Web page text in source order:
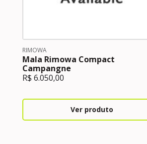
RIMOWA
Mala Rimowa Compact
Campangne
R$ 6.050,00
Ver produto